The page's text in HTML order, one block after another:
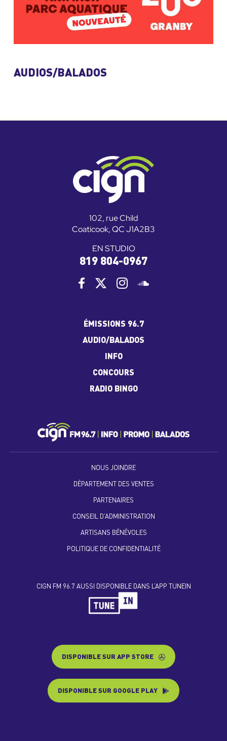
AUDIOS/BALADOS
102, rue Child
Coaticook, QC J1A2B3
EN STUDIO
819 804-0967
ÉMISSIONS 96.7
AUDIO/BALADOS
INFO
CONCOURS
RADIO BINGO
NOUS JOINDRE
DÉPARTEMENT DES VENTES
PARTENAIRES
CONSEIL D’ADMINISTRATION
ARTISANS BÉNÉVOLES
POLITIQUE DE CONFIDENTIALITÉ
CIGN FM 96.7 AUSSI DISPONIBLE DANS L’APP TUNEIN
DISPONIBLE SUR APP STORE
DISPONIBLE SUR GOOGLE PLAY